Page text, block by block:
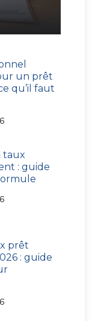
un prêt
qu’il faut
taux
: guide
prêt
: guide